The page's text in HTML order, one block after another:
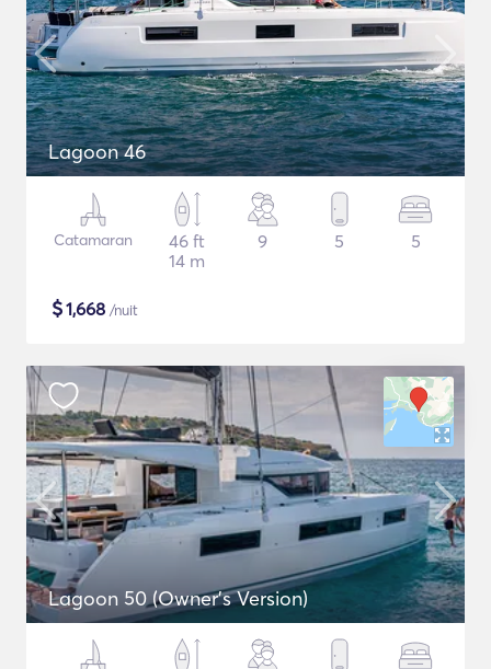
Lagoon 46
Catamaran
46 ft
14 m
9 5 5
$1,668 /nuit
Lagoon 50 (Owner's Version)